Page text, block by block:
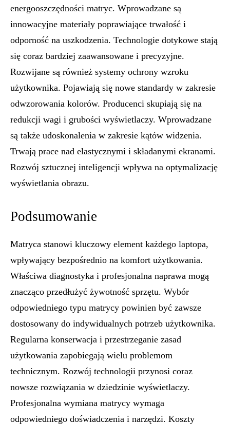
energooszczędności matryc. Wprowadzane są
innowacyjne materiały poprawiające trwałość i
odporność na uszkodzenia. Technologie dotykowe stają
się coraz bardziej zaawansowane i precyzyjne.
Rozwijane są również systemy ochrony wzroku
użytkownika. Pojawiają się nowe standardy w zakresie
odwzorowania kolorów. Producenci skupiają się na
redukcji wagi i grubości wyświetlaczy. Wprowadzane
są także udoskonalenia w zakresie kątów widzenia.
Trwają prace nad elastycznymi i składanymi ekranami.
Rozwój sztucznej inteligencji wpływa na optymalizację
wyświetlania obrazu.
Podsumowanie
Matryca stanowi kluczowy element każdego laptopa,
wpływający bezpośrednio na komfort użytkowania.
Właściwa diagnostyka i profesjonalna naprawa mogą
znacząco przedłużyć żywotność sprzętu. Wybór
odpowiedniego typu matrycy powinien być zawsze
dostosowany do indywidualnych potrzeb użytkownika.
Regularna konserwacja i przestrzeganie zasad
użytkowania zapobiegają wielu problemom
technicznym. Rozwój technologii przynosi coraz
nowsze rozwiązania w dziedzinie wyświetlaczy.
Profesjonalna wymiana matrycy wymaga
odpowiedniego doświadczenia i narzędzi. Koszty